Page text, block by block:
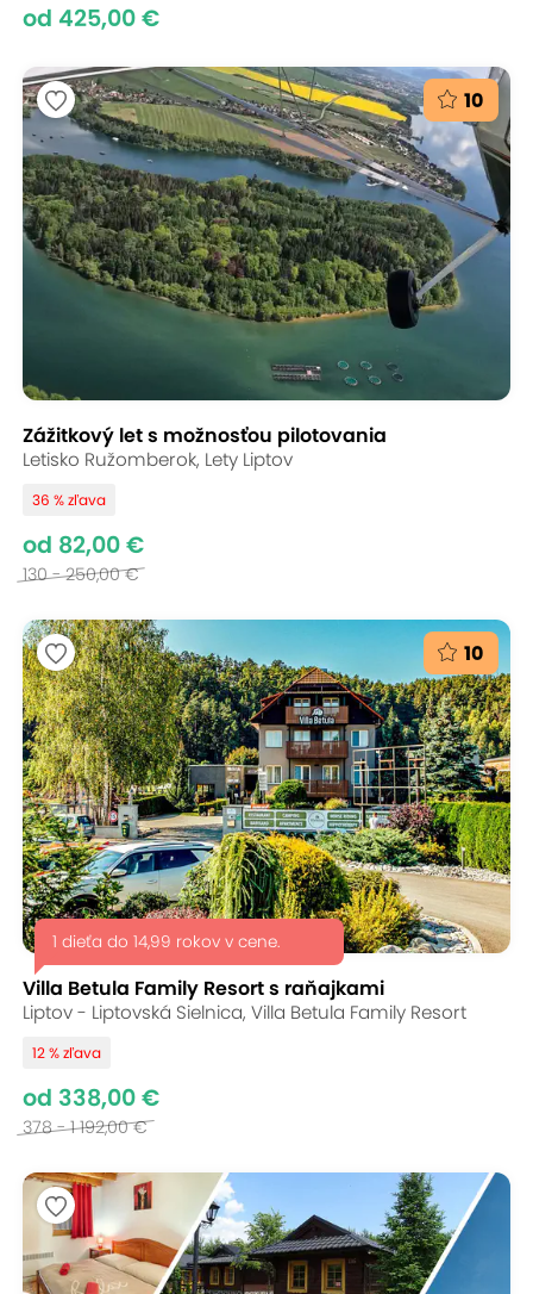
od 425,00 €
10
Zážitkový let s možnosťou pilotovania
Letisko Ružomberok, Lety Liptov
36 % zľava
od 82,00 €
130 - 250,00 €
10
1 dieťa do 14,99 rokov v cene.
Villa Betula Family Resort s raňajkami
Liptov - Liptovská Sielnica, Villa Betula Family Resort
12 % zľava
od 338,00 €
378 - 1 192,00 €